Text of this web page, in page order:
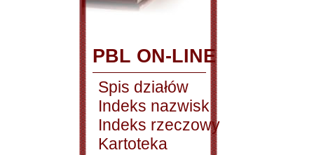
PBL ON-LINE
Spis działów
Indeks nazwisk
Indeks rzeczowy
Kartoteka